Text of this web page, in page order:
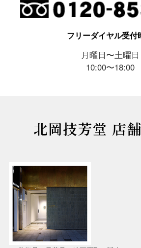
フリーダイヤル受付
月曜日〜土曜日
10:00〜18:00
北岡技芳堂 店